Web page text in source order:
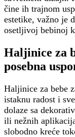
čine ih trajnom
estetike, važno je
osetljivoj bebinoj
Haljinice za
posebna
Haljinice za bebe
istaknu radost i
dolaze sa
ili nežnih
slobodno kreće